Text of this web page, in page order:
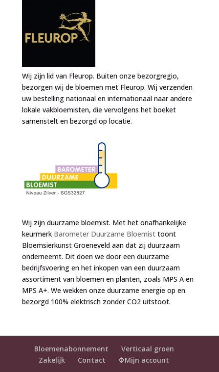
Wij zijn lid van Fleurop. Buiten onze bezorgregio,
bezorgen wij de bloemen met Fleurop. Wij verzenden
uw bestelling nationaal en internationaal naar andere
lokale vakbloemisten, die vervolgens het boeket
samenstelt en bezorgd op locatie.
Wij zijn duurzame bloemist. Met het onafhankelijke
keurmerk Barometer Duurzame Bloemisttoont
Bloemsierkunst Groeneveld aan dat zij duurzaam
onderneemt. Dit doen we door een duurzame
bedrijfsvoering en het inkopen van een duurzaam
assortiment van bloemen en planten, zoals MPS A en
MPS A+. We wekken onze duurzame energie op en
bezorgd 100% elektrisch zonder CO2 uitstoot.
Bloemenabonnement
Verticaal groen
Zakelijk
Contact ⚙️Mijn account